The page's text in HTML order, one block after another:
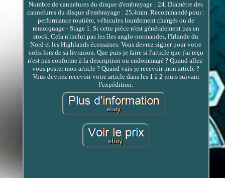
Nombre de cannelures du disque d'embrayage : 24. Diamètre des
cannelures du disque d'embrayage : 25,4mm. Recommandé pour :
performance routière, véhicules lourdement chargés ou de
remorquage - Stage 1. Si cette pièce n'est généralement pas en
stock. Cela n'inclut pas les îles anglo-normandes, l'Irlande du
Nord et les Highlands écossaises. Vous devrez signer pour votre
colis lors de sa livraison. Que puis-je faire si l'article que j'ai reçu
n'est pas conforme à la description ou endommagé ? Quand allez-
vous poster mon article ? Quand vais-je recevoir mon article ?
Vous devriez recevoir votre article dans les 1 à 2 jours suivant
l'expédition.